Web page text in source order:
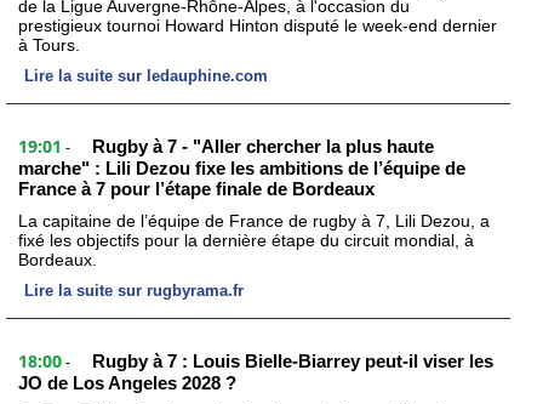
de la Ligue Auvergne-Rhône-Alpes, à l'occasion du
prestigieux tournoi Howard Hinton disputé le week-end dernier
à Tours.
Lire la suite sur ledauphine.com
19:01 -
Rugby à 7 - "Aller chercher la plus haute
marche" : Lili Dezou fixe les ambitions de l’équipe de
France à 7 pour l’étape finale de Bordeaux
La capitaine de l’équipe de France de rugby à 7, Lili Dezou, a
fixé les objectifs pour la dernière étape du circuit mondial, à
Bordeaux.
Lire la suite sur rugbyrama.fr
18:00 -
Rugby à 7 : Louis Bielle-Biarrey peut-il viser les
JO de Los Angeles 2028 ?